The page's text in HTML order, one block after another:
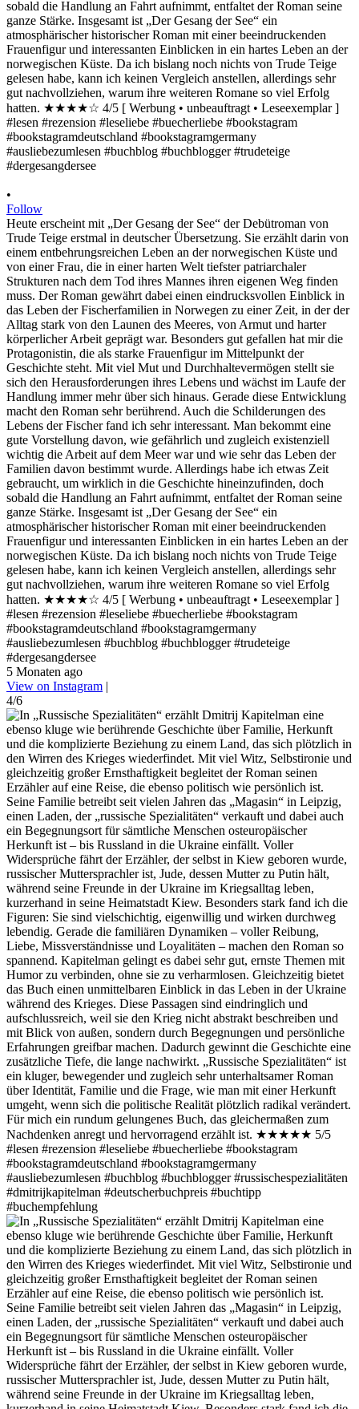
•
Follow
Heute erscheint mit „Der Gesang der See“ der Debütroman von
Trude Teige erstmal in deutscher Übersetzung. Sie erzählt darin von
einem entbehrungsreichen Leben an der norwegischen Küste und
von einer Frau, die in einer harten Welt tiefster patriarchaler
Strukturen nach dem Tod ihres Mannes ihren eigenen Weg finden
muss. Der Roman gewährt dabei einen eindrucksvollen Einblick in
das Leben der Fischerfamilien in Norwegen zu einer Zeit, in der der
Alltag stark von den Launen des Meeres, von Armut und harter
körperlicher Arbeit geprägt war. Besonders gut gefallen hat mir die
Protagonistin, die als starke Frauenfigur im Mittelpunkt der
Geschichte steht. Mit viel Mut und Durchhaltevermögen stellt sie
sich den Herausforderungen ihres Lebens und wächst im Laufe der
Handlung immer mehr über sich hinaus. Gerade diese Entwicklung
macht den Roman sehr berührend. Auch die Schilderungen des
Lebens der Fischer fand ich sehr interessant. Man bekommt eine
gute Vorstellung davon, wie gefährlich und zugleich existenziell
wichtig die Arbeit auf dem Meer war und wie sehr das Leben der
Familien davon bestimmt wurde. Allerdings habe ich etwas Zeit
gebraucht, um wirklich in die Geschichte hineinzufinden, doch
sobald die Handlung an Fahrt aufnimmt, entfaltet der Roman seine
ganze Stärke. Insgesamt ist „Der Gesang der See“ ein
atmosphärischer historischer Roman mit einer beeindruckenden
Frauenfigur und interessanten Einblicken in ein hartes Leben an der
norwegischen Küste. Da ich bislang noch nichts von Trude Teige
gelesen habe, kann ich keinen Vergleich anstellen, allerdings sehr
gut nachvollziehen, warum ihre weiteren Romane so viel Erfolg
hatten. ★★★★☆ 4/5 [ Werbung • unbeauftragt • Leseexemplar ]
#lesen #rezension #leseliebe #buecherliebe #bookstagram
#bookstagramdeutschland #bookstagramgermany
#ausliebezumlesen #buchblog #buchblogger #trudeteige
#dergesangdersee
5 Monaten ago
View on Instagram |
4/6